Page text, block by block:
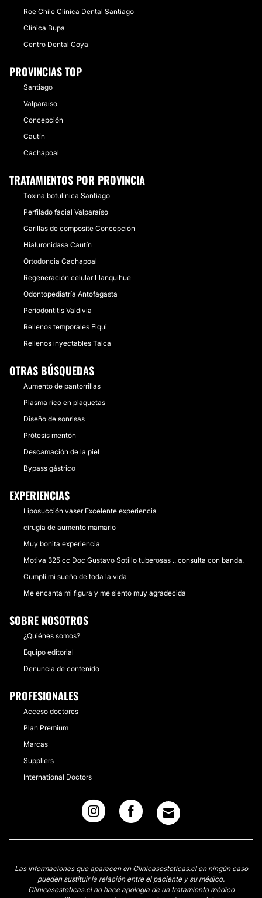
​Roe Chile Clínica Dental Santiago
Clínica Bupa
​Centro Dental Coya
PROVINCIAS TOP
Santiago
Valparaíso
Concepción
Cautín
Cachapoal
TRATAMIENTOS POR PROVINCIA
Toxina botulínica Santiago
Perfilado facial Valparaíso
Carillas de composite Concepción
Hialuronidasa Cautín
Ortodoncia Cachapoal
Regeneración celular Llanquihue
Odontopediatría Antofagasta
Periodontitis Valdivia
Rellenos temporales Elqui
Rellenos inyectables Talca
OTRAS BÚSQUEDAS
Aumento de pantorrillas
Plasma rico en plaquetas
Diseño de sonrisas
Prótesis mentón
Descamación de la piel
Bypass gástrico
EXPERIENCIAS
Liposucción vaser Excelente experiencia
cirugía de aumento mamario
Muy bonita experiencia
Motiva 325 cc Doc Gustavo Sotillo tuberosas .. consulta con banda.
Cumplí mi sueño de toda la vida
Me encanta mi figura y me siento muy agradecida
SOBRE NOSOTROS
¿Quiénes somos?
Equipo editorial
Denuncia de contenido
PROFESIONALES
Acceso doctores
Plan Premium
Marcas
Suppliers
International Doctors
Las informaciones que aparecen en Clinicasesteticas.cl en ningún caso
pueden sustituir la relación entre el paciente y su médico.
Clinicasesteticas.cl no hace apología de un tratamiento médico